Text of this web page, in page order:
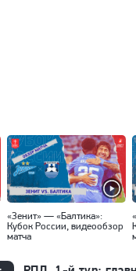
«Зенит» — «Балтика»:
Кубок России, видеообзор
матча